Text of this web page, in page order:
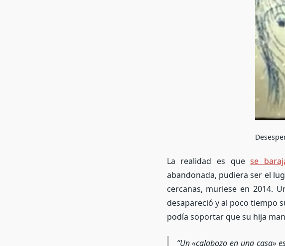
La realidad es quese
abandonada, pudiera ser el
cercanas, muriese en 2014.
desapareció y al poco tiempo
podía soportar que su hija
Un «calabozo en una casa»